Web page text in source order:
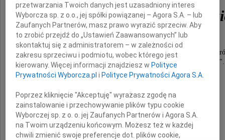
Adama Piotra
wspaniałego i życzliwego Człowieka,
pracownika Zakładu Remontów i Konserwacji
członka Związku Zawodowego "Remontowiec".
przetwarzania Twoich danych jest uzasadniony interes
Wyborcza sp. z o.o., jej spółki powiązanej – Agora S.A. – lub
Zaufanych Partnerów, masz prawo wyrazić sprzeciw. Aby
to zrobić przejdź do „Ustawień Zaawansowanych” lub
skontaktuj się z administratorem – w zależności od
zakresu sprzeciwu i podmiotu, wobec którego jest
kierowany. Więcej informacji znajdziesz w Polityce
Prywatności Wyborcza.pl i Polityce Prywatności Agora S.A.
Poprzez kliknięcie "Akceptuję" wyrażasz zgodę na
zainstalowanie i przechowywanie plików typu cookie
Wyborczej sp. z o. o. jej Zaufanych Partnerów i Agora S.A.
na Twoim urządzeniu końcowym. Możesz też w każdej
chwili zmienić swoje preferencje dot. plików cookie,